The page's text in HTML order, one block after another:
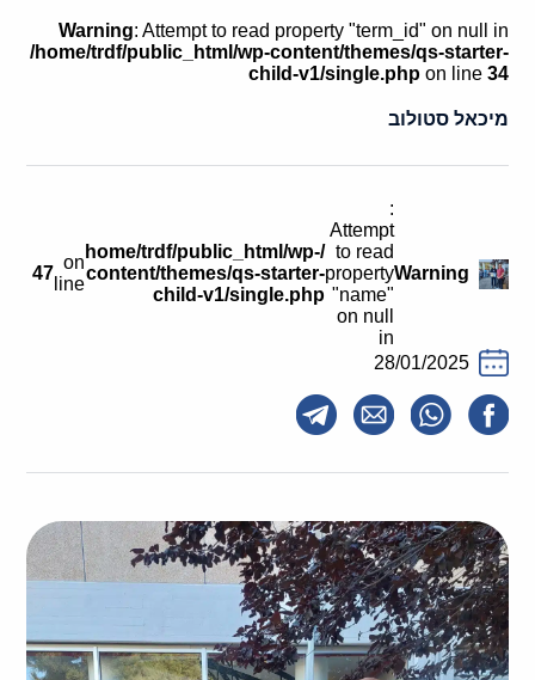
קולות קוראים
English
Warning: Attempt to read property "term_id" on null in
/home/trdf/public_html/wp-content/themes/qs-starter-
child-v1/single.phpon line 34
מיכאל סטולוב
Warning
:
Attempt
to read
property
"name"
on null
in
/home/trdf/public_html/wp-
content/themes/qs-starter-
child-v1/single.php
on
line
47
28/01/2025